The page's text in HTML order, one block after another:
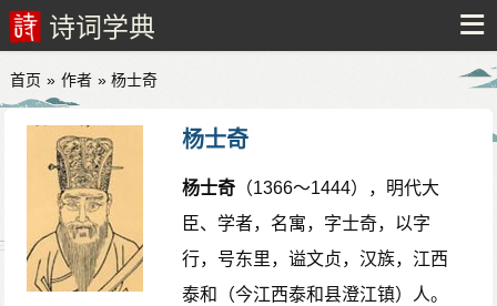
诗词学典
首页 » 作者 » 杨士奇
杨士奇
杨士奇 （1366～1444），明代大
臣、学者，名寓，字士奇，以字
行，号东里，谥文贞，汉族，江西
泰和（今江西泰和县澄江镇）人。